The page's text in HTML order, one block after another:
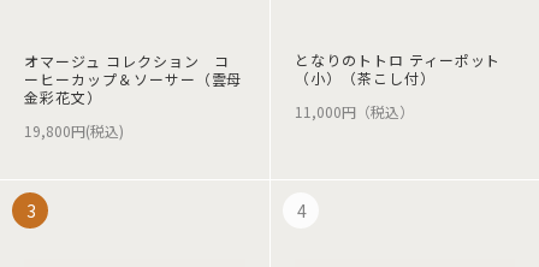
オマージュ コレクション コ
ーヒーカップ＆ソーサー（雲母
金彩花文）
19,800円(税込)
となりのトトロ ティーポット
（小）（茶こし付）
11,000円（税込）